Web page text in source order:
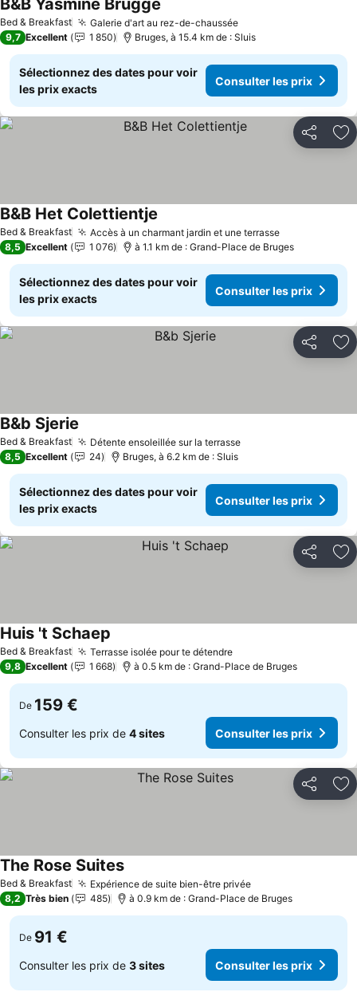
Bed & Breakfast Galerie d'art au rez-de-chaussée
B&B Yasmine Brugge
9,7 Excellent 1 850 Bruges, à 15.4 km de : Sluis
Sélectionnez des dates pour voir
les prix exacts
Consulter les prix
Partager
Bed & Breakfast Accès à un charmant jardin et une terrasse
B&B Het Colettientje
8,5 Excellent 1 076 à 1.1 km de : Grand-Place de Bruges
Sélectionnez des dates pour voir
les prix exacts
Consulter les prix
Partager
Bed & Breakfast Détente ensoleillée sur la terrasse
B&b Sjerie
8,5 Excellent 24 Bruges, à 6.2 km de : Sluis
Sélectionnez des dates pour voir
les prix exacts
Consulter les prix
Partager
Bed & Breakfast Terrasse isolée pour te détendre
Huis 't Schaep
9,8 Excellent 1 668 à 0.5 km de : Grand-Place de Bruges
De 159 €
Consulter les prix de 4 sites Consulter les prix
Partager
Bed & Breakfast Expérience de suite bien-être privée
The Rose Suites
8,2 Très bien 485 à 0.9 km de : Grand-Place de Bruges
De 91 €
Consulter les prix de 3 sites Consulter les prix